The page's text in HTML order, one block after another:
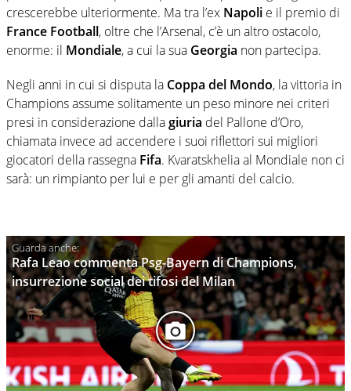
crescerebbe ulteriormente. Ma tra l’ex Napoli e il premio di
France Football, oltre che l’Arsenal, c’è un altro ostacolo,
enorme: il Mondiale, a cui la sua Georgia non partecipa.
Negli anni in cui si disputa la Coppa del Mondo, la vittoria in
Champions assume solitamente un peso minore nei criteri
presi in considerazione dallagiuria del Pallone d’Oro,
chiamata invece ad accendere i suoi riflettori sui migliori
giocatori della rassegna Fifa. Kvaratskhelia al Mondiale non ci
sarà: un rimpianto per lui e per gli amanti del calcio.
Rafa Leao commenta Psg-Bayern di Champions,
insurrezione social dei tifosi del Milan